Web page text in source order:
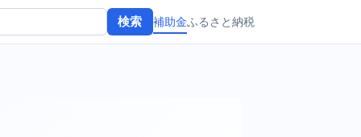
検索 補助金ふるさと納税